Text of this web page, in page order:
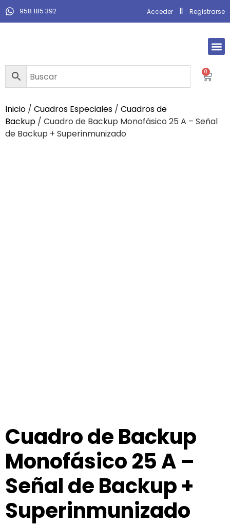
958 185 392 Acceder Registrarse
0
Inicio / Cuadros Especiales / Cuadros de
Backup / Cuadro de Backup Monofásico 25 A – Señal
de Backup + Superinmunizado
Cuadro de Backup
Monofásico 25 A –
Señal de Backup +
Superinmunizado